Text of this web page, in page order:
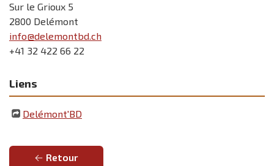
Sur le Grioux 5
2800 Delémont
info@delemontbd.ch
+41 32 422 66 22
Liens
Delémont'BD
Retour